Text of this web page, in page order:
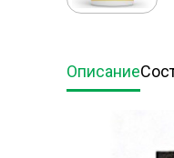
Описание